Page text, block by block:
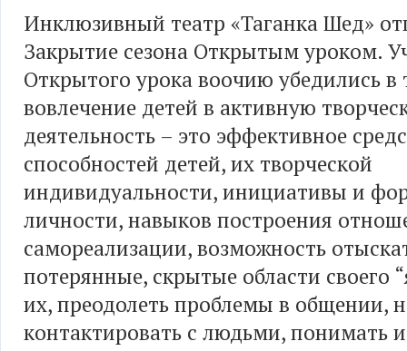
Инклюзивный театр «Таганка Шед»
Закрытие сезона Открытым уроком.
Открытого урока воочию убедились в
вовлечение детей в активную
деятельность – это эффективное
способностей детей, их творческой
индивидуальности, инициативы и
личности, навыков построения
самореализации, возможность
потерянные, скрытые области своего
их, преодолеть проблемы в общении,
контактировать с людьми, понимать